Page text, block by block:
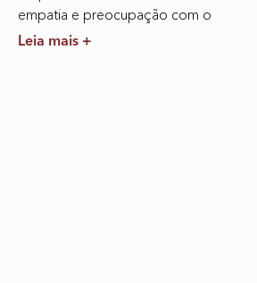
empatia e preocupação com o
Leia mais +